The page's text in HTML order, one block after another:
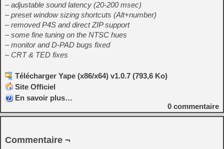
– adjustable sound latency (20-200 msec)
– preset window sizing shortcuts (Alt+number)
– removed P4S and direct ZIP support
– some fine tuning on the NTSC hues
– monitor and D-PAD bugs fixed
– CRT & TED fixes
Télécharger Yape (x86/x64) v1.0.7 (793,6 Ko)
Site Officiel
En savoir plus…
0 commentaire
Commentaire ¬